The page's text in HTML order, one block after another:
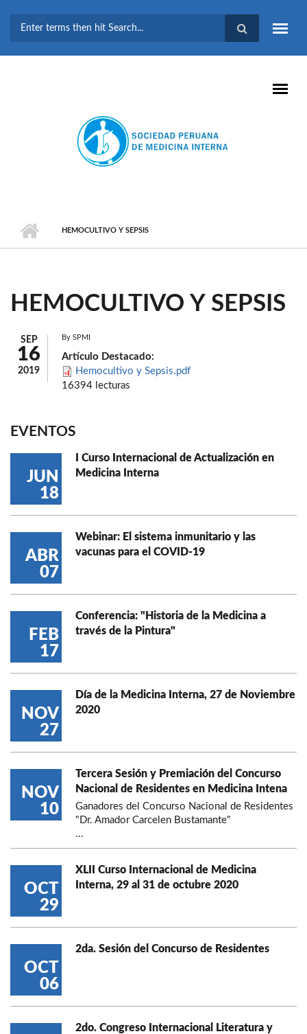
BÚSQUEDA
HEMOCULTIVO Y SEPSIS
HEMOCULTIVO Y SEPSIS
SEP
16
2019
By SPMI
Artículo Destacado:
Hemocultivo y Sepsis.pdf
16394 lecturas
EVENTOS
JUN
18
I Curso Internacional de Actualización en
Medicina Interna
ABR
07
Webinar: El sistema inmunitario y las
vacunas para el COVID-19
FEB
17
Conferencia: "Historia de la Medicina a
través de la Pintura"
NOV
27
Día de la Medicina Interna, 27 de Noviembre
2020
NOV
10
Tercera Sesión y Premiación del Concurso
Nacional de Residentes en Medicina Intena
Ganadores del Concurso Nacional de Residentes
"Dr. Amador Carcelen Bustamante"
...
OCT
29
XLII Curso Internacional de Medicina
Interna, 29 al 31 de octubre 2020
OCT
06
2da. Sesión del Concurso de Residentes
2do. Congreso Internacional Literatura y